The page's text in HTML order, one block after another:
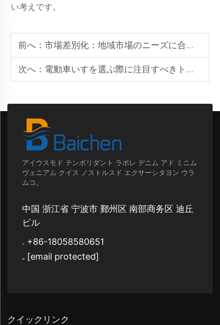
い考えです。
前へ： 市場差別化：地域市場のニーズに合った適切な電動車いすの選び方
次へ： 電動車いすを選ぶ際に注目すべきトップ10の機能
アイウスモド テンポリダント ラボレ デニム アド ミニム
ヴェニアム クイス ノストルスド エクサーシタヨン ウラ
ムコ。
中国 浙江省 宁波市 鄞州区 南部商务区 迪丘
ビル
+86-18058580651
[email protected]
クイックリンク